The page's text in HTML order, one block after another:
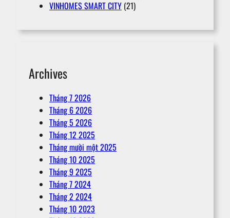
VINHOMES SMART CITY (21)
Archives
Tháng 7 2026
Tháng 6 2026
Tháng 5 2026
Tháng 12 2025
Tháng mười một 2025
Tháng 10 2025
Tháng 9 2025
Tháng 7 2024
Tháng 2 2024
Tháng 10 2023